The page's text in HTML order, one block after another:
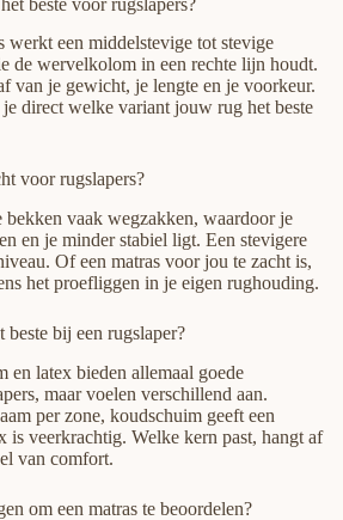
werkt een middelstevige tot stevige
de wervelkolom in een rechte lijn houdt.
van je gewicht, je lengte en je voorkeur.
direct welke variant jouw rug het beste
voor rugslapers?
bekken vaak wegzakken, waardoor je
en je minder stabiel ligt. Een stevigere
Of een matras voor jou te zacht is,
het proefliggen in je eigen rughouding.
beste bij een rugslaper?
en latex bieden allemaal goede
maar voelen verschillend aan.
per zone, koudschuim geeft een
is veerkrachtig. Welke kern past, hangt af
van comfort.
om een matras te beoordelen?